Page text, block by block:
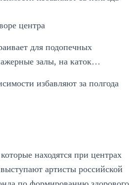
центра
для подопечных
залы, на каток…
находятся при центрах
артисты российской